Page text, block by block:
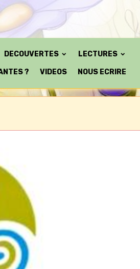
DECOUVERTES LECTURES
? VIDEOS NOUS ECRIRE